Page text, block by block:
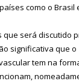
como o Brasil
que será discutido
significativa que o
tem na